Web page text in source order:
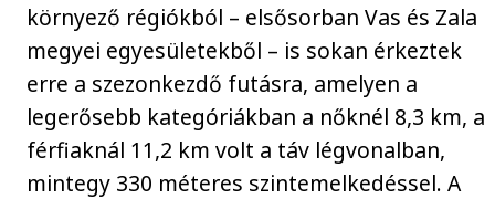
környező régiókból – elsősorban Vas és Zala
megyei egyesületekből – is sokan érkeztek
erre a szezonkezdő futásra, amelyen a
legerősebb kategóriákban a nőknél 8,3 km, a
férfiaknál 11,2 km volt a táv légvonalban,
mintegy 330 méteres szintemelkedéssel. A